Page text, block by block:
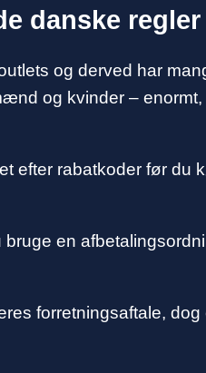
danske regler
og derved har
og kvinder –
efter rabatkoder før du
en
forretningsaftale, dog